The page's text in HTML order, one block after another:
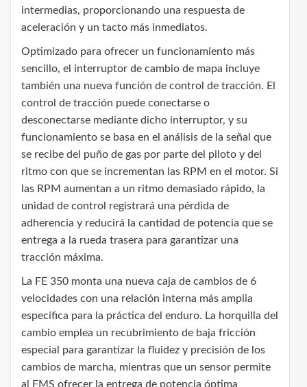
intermedias, proporcionando una respuesta de
aceleración y un tacto más inmediatos.
Optimizado para ofrecer un funcionamiento más
sencillo, el interruptor de cambio de mapa incluye
también una nueva función de control de tracción. El
control de tracción puede conectarse o
desconectarse mediante dicho interruptor, y su
funcionamiento se basa en el análisis de la señal que
se recibe del puño de gas por parte del piloto y del
ritmo con que se incrementan las RPM en el motor. Si
las RPM aumentan a un ritmo demasiado rápido, la
unidad de control registrará una pérdida de
adherencia y reducirá la cantidad de potencia que se
entrega a la rueda trasera para garantizar una
tracción máxima.
La FE 350 monta una nueva caja de cambios de 6
velocidades con una relación interna más amplia
específica para la práctica del enduro. La horquilla del
cambio emplea un recubrimiento de baja fricción
especial para garantizar la fluidez y precisión de los
cambios de marcha, mientras que un sensor permite
al EMS ofrecer la entrega de potencia óptima